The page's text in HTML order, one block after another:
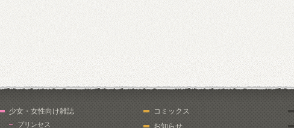
少女・女性向け雑誌
プリンセス
コミックス
お知らせ